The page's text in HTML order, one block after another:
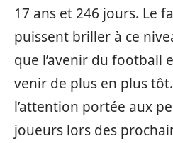
17 ans et 246 jours. Le
puissent briller à ce
que l’avenir du football
venir de plus en plus
l’attention portée aux
joueurs lors des